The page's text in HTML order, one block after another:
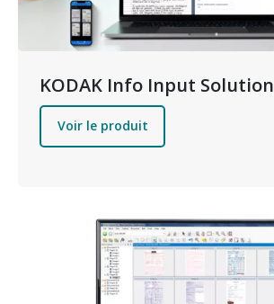
KODAK Info Input Solution
Voir le produit